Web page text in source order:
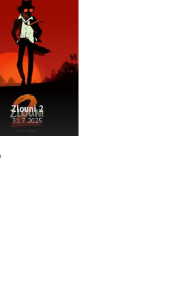
Zlouni 2
31. 7. 2025